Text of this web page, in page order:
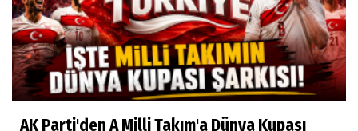
AK Parti'den A Milli Takım'a Dünya Kupası